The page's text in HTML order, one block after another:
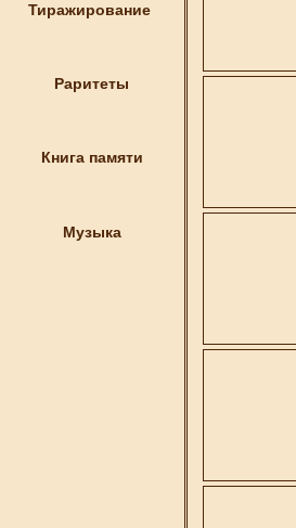
Тиражирование
Раритеты
Книга памяти
Музыка